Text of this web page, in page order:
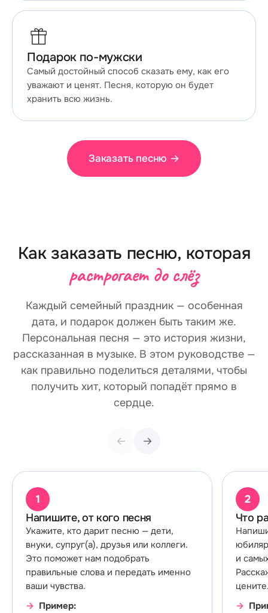
Подарок по-мужски
Самый достойный способ сказать ему, как его
уважают и ценят. Песня, которую он будет
хранить всю жизнь.
Заказать песню →
Как заказать песню, которая
растрогает до слёз
Каждый семейный праздник — особенная
дата, и подарок должен быть таким же.
Персональная песня — это история жизни,
рассказанная в музыке. В этом руководстве —
как правильно поделиться деталями, чтобы
получить хит, который попадёт прямо в
сердце.
← →
1
Напишите, от кого песня
Укажите, кто дарит песню — дети,
внуки, супруг(а), друзья или коллеги.
Это поможет нам подобрать
правильные слова и передать именно
ваши чувства.
Пример:
2
Что
и